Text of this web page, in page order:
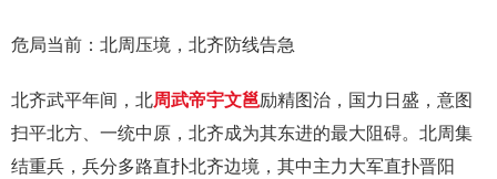
危局当前：北周压境，北齐防线告急
北齐武平年间，北周武帝宇文邕励精图治，国力日盛，意图
扫平北方、一统中原，北齐成为其东进的最大阻碍。北周集
结重兵，兵分多路直扑北齐边境，其中主力大军直扑晋阳